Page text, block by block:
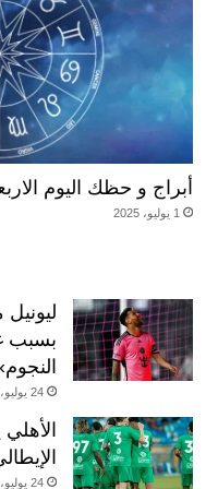
أبراج و حظك اليوم الاربعاء 01 يوليو
1 يوليو، 2025
بسبب
24 يوليو، 2025
24 يوليو، 2025